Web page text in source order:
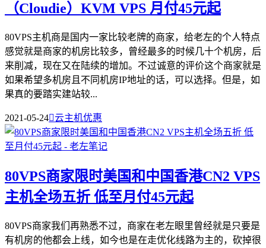
（Cloudie）KVM VPS 月付45元起
80VPS主机商是国内一家比较老牌的商家，给老左的个人特点
感觉就是商家的机房比较多，曾经最多的时候几十个机房，后
来削减，现在又在陆续的增加。不过诚意的评价这个商家就是
如果希望多机房且不同机房IP地址的话，可以选择。但是，如
果真的要踏实建站较...
2021-05-24云主机优惠
80VPS商家限时美国和中国香港CN2 VPS
主机全场五折 低至月付45元起
80VPS商家我们再熟悉不过，商家在老左眼里曾经就是只要是
有机房的他都会上线，如今也是在走优化线路为主的，砍掉很